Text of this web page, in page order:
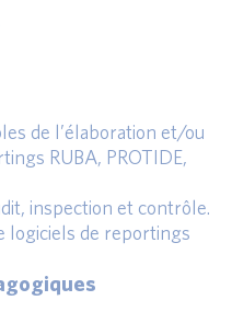
de l’élaboration et/ou
RUBA, PROTIDE,
inspection et contrôle.
logiciels de reportings